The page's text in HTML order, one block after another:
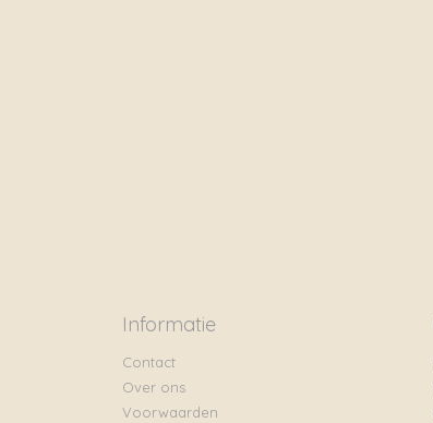
Informatie
Contact
Over ons
Voorwaarden